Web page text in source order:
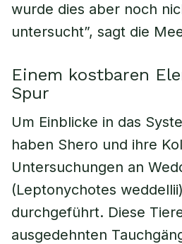
wurde dies aber noch
untersucht”, sagt die
Einem kostbaren
Spur
Um Einblicke in das
haben Shero und ihre
Untersuchungen an
(Leptonychotes
durchgeführt. Diese
ausgedehnten